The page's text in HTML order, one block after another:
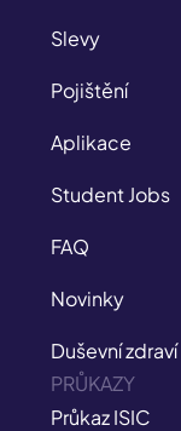
Slevy
Pojištění
Aplikace
Student Jobs
FAQ
Novinky
Duševní zdraví
PRŮKAZY
Průkaz ISIC